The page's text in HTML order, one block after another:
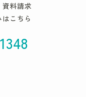
資料請求
こちら